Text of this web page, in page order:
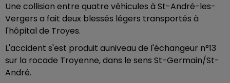
Une collision entre quatre véhicules à St-André-les-
Vergers a fait deux blessés légers transportés à
l'hôpital de Troyes.
L'accident s'est produit auniveau de l'échangeur n°13
sur la rocade Troyenne, dans le sens St-Germain/St-
André.